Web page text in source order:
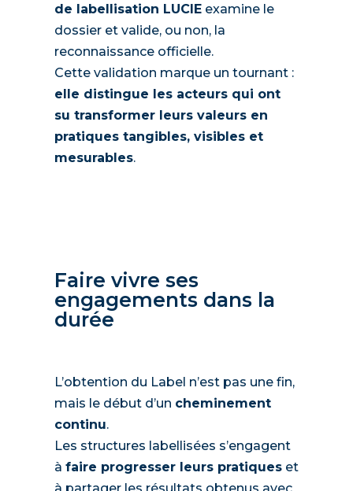
de labellisation LUCIEexamine le
dossier et valide, ou non, la
reconnaissance officielle.
Cette validation marque un tournant :
elle distingue les acteurs qui ont
su transformer leurs valeurs en
pratiques tangibles, visibles et
mesurables.
Faire vivre ses
engagements dans la
durée
L’obtention du Label n’est pas une fin,
mais le début d’un cheminement
continu.
Les structures labellisées s’engagent
à faire progresser leurs pratiqueset
à partager les résultats obtenus avec